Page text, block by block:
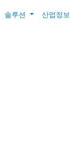
솔루션 산업정보